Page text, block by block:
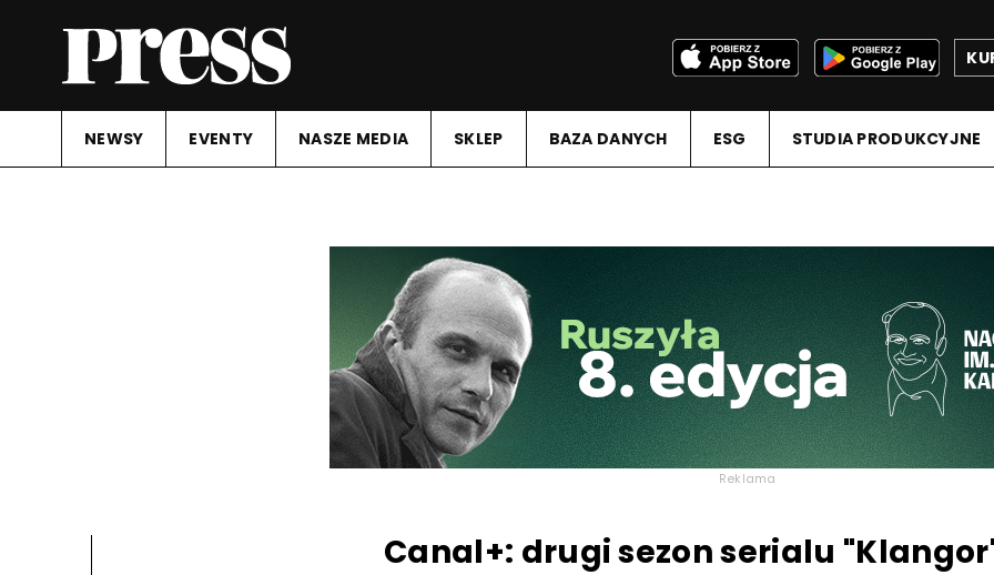
NEWSY EVENTY NASZE MEDIA SKLEP BAZA DANYCH ESG STUDIA PRODUKCYJNE
Reklama
Canal+: drugi sezon serialu